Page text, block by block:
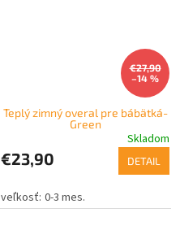
€27,90
–14 %
Teplý zimný overal pre bábätká-
Green
Skladom
€23,90 DETAIL
0-3 mes.